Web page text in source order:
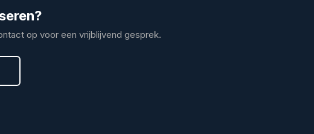
op voor een vrijblijvend gesprek.